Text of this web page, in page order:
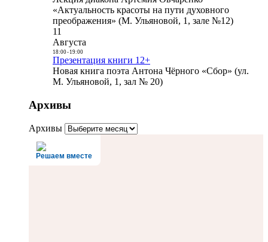
«Актуальность красоты на пути духовного
преображения» (М. Ульяновой, 1, зале №12)
11
Августа
18:00- 19:00
Презентация книги 12+
Новая книга поэта Антона Чёрного «Сбор» (ул.
М. Ульяновой, 1, зал № 20)
Архивы
Архивы
Решаем вместе